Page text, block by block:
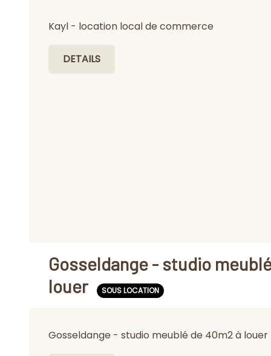
Kayl - location local de commerce
DETAILS
Gosseldange - studio
louer
SOUS LOCATION
Gosseldange - studio meublé de 40m2 à louer